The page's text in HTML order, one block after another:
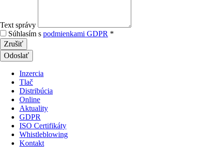
Text správy
Súhlasím s podmienkami GDPR *
Inzercia
Tlač
Distribúcia
Online
Aktuality
GDPR
ISO Certifikáty
Whistleblowing
Kontakt